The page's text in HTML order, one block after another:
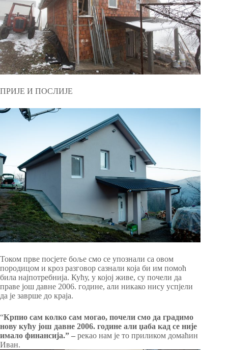
ПРИЈЕ И ПОСЛИЈЕ
Током прве посјете боље смо се упознали са овом
породицом и кроз разговор сазнали која би им помоћ
била најпотребнија. Кућу, у којој живе, су почели да
праве још давне 2006. године, али никако нису успјели
да је заврше до краја.
“Крпио сам колко сам могао, почели смо да градимо
нову кућу још давне 2006. године али џаба кад се није
имало финансија.” – рекао нам је то приликом домаћин
Иван.